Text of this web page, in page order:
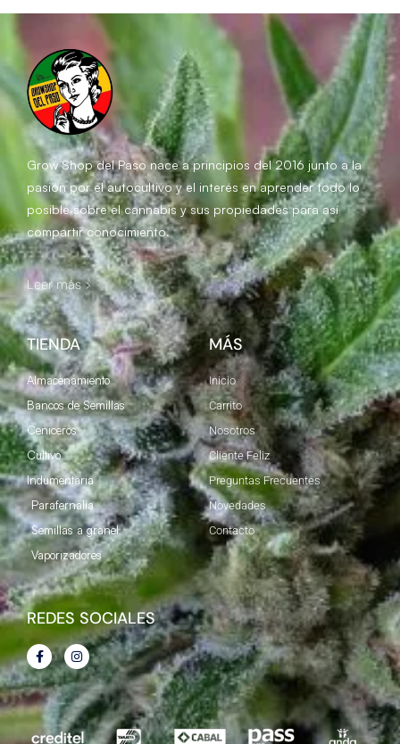
Grow Shop del Pasonace a principios del 2016 junto a la
pasión por el autocultivo y el interés en aprender todo lo
posible sobre el cannabis y sus propiedades para así
compartir conocimiento.
Leer más >
TIENDA
Almacenamiento
Bancos de Semillas
Ceniceros
Cultivo
Indumentaria
Parafernalia
Semillas a granel
Vaporizadores
MÁS
Inicio
Carrito
Nosotros
Cliente Feliz
Preguntas Frecuentes
Novedades
Contacto
REDES SOCIALES